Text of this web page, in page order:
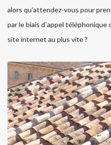
alors qu’attendez-vous pour
par le biais d`appel téléphonique
site internet au plus vite ?